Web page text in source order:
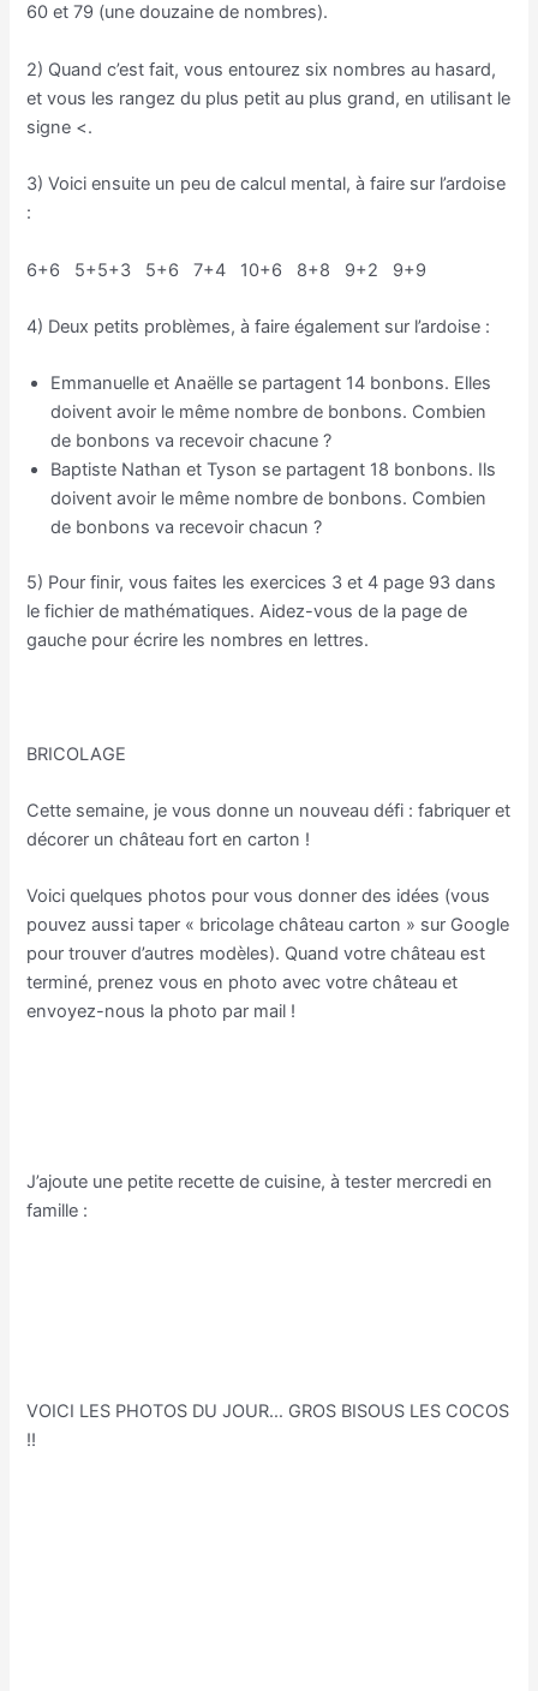
60 et 79 (une douzaine de nombres).
2) Quand c’est fait, vous entourez six nombres au hasard,
et vous les rangez du plus petit au plus grand, en utilisant le
signe <.
3) Voici ensuite un peu de calcul mental, à faire sur l’ardoise
:
6+6 5+5+3 5+6 7+4 10+6 8+8 9+2 9+9
4) Deux petits problèmes, à faire également sur l’ardoise :
Emmanuelle et Anaëlle se partagent 14 bonbons. Elles
doivent avoir le même nombre de bonbons. Combien
de bonbons va recevoir chacune ?
Baptiste Nathan et Tyson se partagent 18 bonbons. Ils
doivent avoir le même nombre de bonbons. Combien
de bonbons va recevoir chacun ?
5) Pour finir, vous faites les exercices 3 et 4 page 93 dans
le fichier de mathématiques. Aidez-vous de la page de
gauche pour écrire les nombres en lettres.
BRICOLAGE
Cette semaine, je vous donne un nouveau défi : fabriquer et
décorer un château fort en carton !
Voici quelques photos pour vous donner des idées (vous
pouvez aussi taper « bricolage château carton » sur Google
pour trouver d’autres modèles). Quand votre château est
terminé, prenez vous en photo avec votre château et
envoyez-nous la photo par mail !
J’ajoute une petite recette de cuisine, à tester mercredi en
famille :
VOICI LES PHOTOS DU JOUR… GROS BISOUS LES COCOS
!!